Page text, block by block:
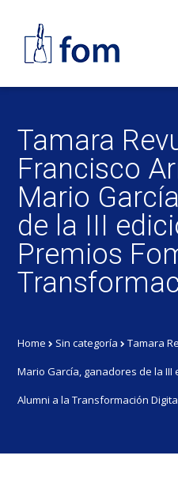
Tamara
Francisco
Mario
de la III
Premios
Home Sin categoría
Tamara
Mario García, ganadores de la III
Alumni a la Transformación